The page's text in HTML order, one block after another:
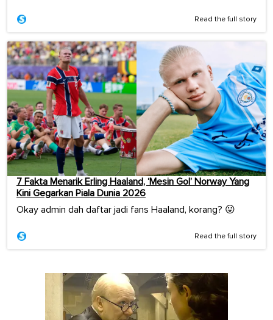
Read the full story
7 Fakta Menarik Erling Haaland, ‘Mesin Gol’ Norway Yang
Kini Gegarkan Piala Dunia 2026
Okay admin dah daftar jadi fans Haaland, korang? 😛
Read the full story